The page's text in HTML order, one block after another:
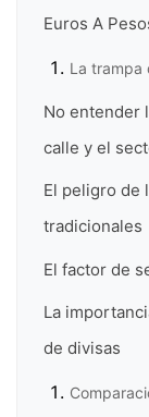
Euros A
La trampa
No entender
calle y el
El peligro de
tradicionales
El factor de
La
de divisas